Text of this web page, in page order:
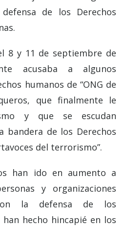
de los Derechos
8 y 11 de septiembre de
acusaba a algunos
humanos de “ONG de
que finalmente le
y que se escudan
bandera de los Derechos
del terrorismo”.
han ido en aumento a
y organizaciones
la defensa de los
han hecho hincapié en los